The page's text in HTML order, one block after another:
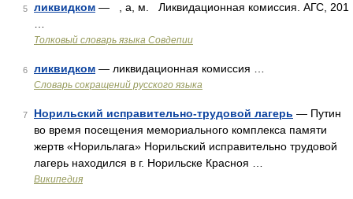
5 ликвидком — , а, м. Ликвидационная комиссия. АГС, 201
Толковый словарь языка Совдепии
6 ликвидком — ликвидационная комиссия …
Словарь сокращений русского языка
7 Норильский исправительно-трудовой лагерь — Путин
во время посещения мемориального комплекса памяти
жертв «Норильлага» Норильский исправительно трудовой
лагерь находился в г. Норильске Красноя …
Википедия